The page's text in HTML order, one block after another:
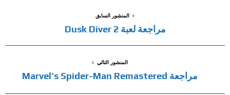
المنشور السابق
مراجعة لعبة Dusk Diver 2
المنشور التالي
مراجعة Marvel’s Spider-Man Remastered